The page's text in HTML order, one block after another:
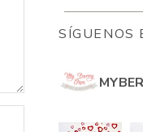
SÍGUENOS